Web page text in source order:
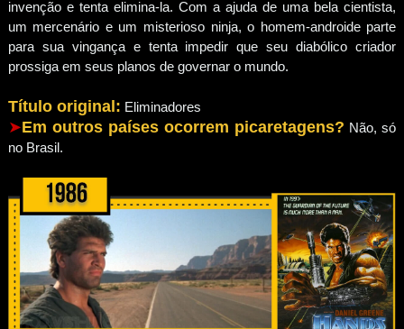
invenção e tenta elimina-la. Com a ajuda de uma bela cientista,
um mercenário e um misterioso ninja, o homem-androide parte
para sua vingança e tenta impedir que seu diabólico criador
prossiga em seus planos de governar o mundo.
Título original: Eliminadores
➤Em outros países ocorrem picaretagens? Não, só
no Brasil.